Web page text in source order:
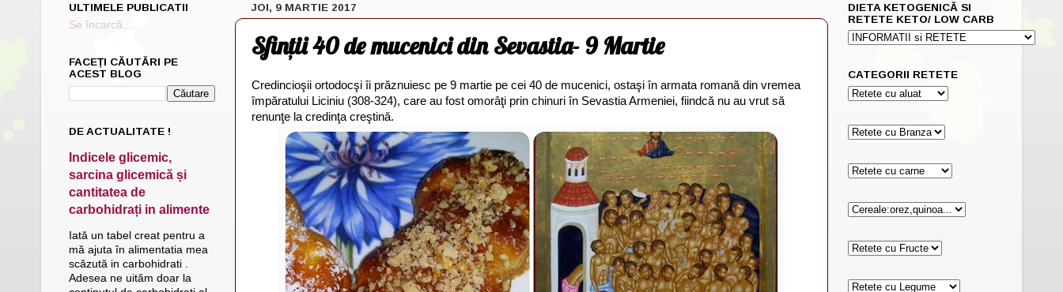
JOI, 9 MARTIE 2017
Sfinții 40 de mucenici din Sevastia- 9 Martie
Credincioşii ortodocşi îi prăznuiesc pe 9 martie pe cei 40 de mucenici, ostaşi în armata romană din vremea
împăratului Liciniu (308-324), care au fost omorâţi prin chinuri în Sevastia Armeniei, fiindcă nu au vrut să
renunţe la credinţa creştină.
ULTIMELE PUBLICATII
Se încarcă...
FACEȚI CĂUTĂRI PE
ACEST BLOG
DE ACTUALITATE !
Indicele glicemic,
sarcina glicemică și
cantitatea de
carbohidrați in alimente
Iată un tabel creat pentru a
mă ajuta în alimentatia mea
scăzută in carbohidrati .
Adesea ne uităm doar la
DIETA KETOGENICĂ SI
RETETE KETO/ LOW CARB
CATEGORII RETETE